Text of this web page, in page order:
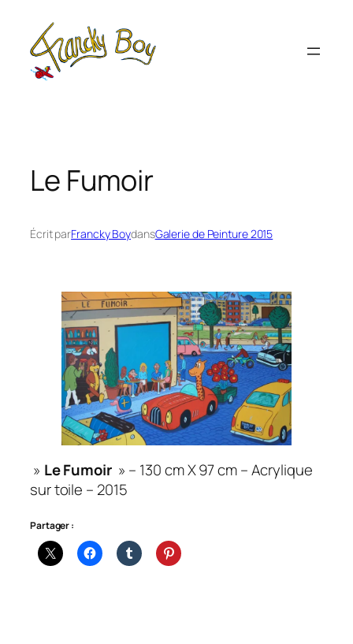
contenu
Le Fumoir
Écrit parFrancky BoydansGalerie de Peinture 2015
» Le Fumoir » – 130 cm X 97 cm – Acrylique
sur toile – 2015
Partager :